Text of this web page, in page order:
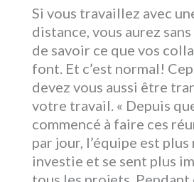
Si vous travaillez avec
distance, vous aurez
de savoir ce que vos
font. Et c’est normal!
devez vous aussi être
votre travail. « Depuis
commencé à faire ces
par jour, l’équipe est
investie et se sent plus